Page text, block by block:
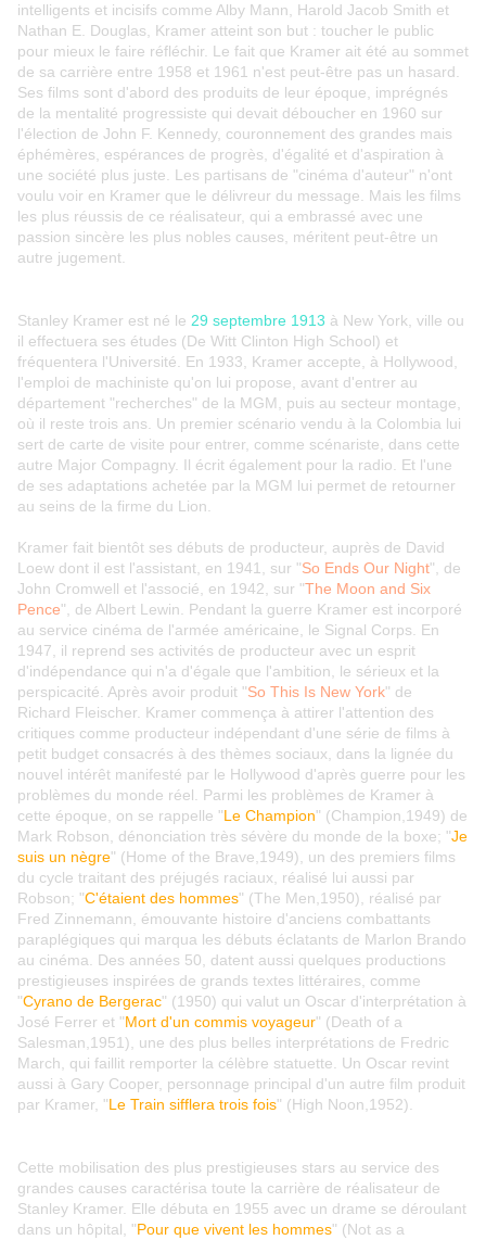
intelligents et incisifs comme Alby Mann, Harold Jacob Smith et
Nathan E. Douglas, Kramer atteint son but : toucher le public
pour mieux le faire réfléchir. Le fait que Kramer ait été au sommet
de sa carrière entre 1958 et 1961 n'est peut-être pas un hasard.
Ses films sont d'abord des produits de leur époque, imprégnés
de la mentalité progressiste qui devait déboucher en 1960 sur
l'élection de John F. Kennedy, couronnement des grandes mais
éphémères, espérances de progrès, d'égalité et d'aspiration à
une société plus juste. Les partisans de "cinéma d'auteur" n'ont
voulu voir en Kramer que le délivreur du message. Mais les films
les plus réussis de ce réalisateur, qui a embrassé avec une
passion sincère les plus nobles causes, méritent peut-être un
autre jugement.
Stanley Kramer est né le 29 septembre 1913 à New York, ville ou
il effectuera ses études (De Witt Clinton High School) et
fréquentera l'Université. En 1933, Kramer accepte, à Hollywood,
l'emploi de machiniste qu'on lui propose, avant d'entrer au
département "recherches" de la MGM, puis au secteur montage,
où il reste trois ans. Un premier scénario vendu à la Colombia lui
sert de carte de visite pour entrer, comme scénariste, dans cette
autre Major Compagny. Il écrit également pour la radio. Et l'une
de ses adaptations achetée par la MGM lui permet de retourner
au seins de la firme du Lion.
Kramer fait bientôt ses débuts de producteur, auprès de David
Loew dont il est l'assistant, en 1941, sur "So Ends Our Night", de
John Cromwell et l'associé, en 1942, sur "The Moon and Six
Pence", de Albert Lewin. Pendant la guerre Kramer est incorporé
au service cinéma de l'armée américaine, le Signal Corps. En
1947, il reprend ses activités de producteur avec un esprit
d'indépendance qui n'a d'égale que l'ambition, le sérieux et la
perspicacité. Après avoir produit "So This Is New York" de
Richard Fleischer. Kramer commença à attirer l'attention des
critiques comme producteur indépendant d'une série de films à
petit budget consacrés à des thèmes sociaux, dans la lignée du
nouvel intérêt manifesté par le Hollywood d'après guerre pour les
problèmes du monde réel. Parmi les problèmes de Kramer à
cette époque, on se rappelle "Le Champion" (Champion,1949) de
Mark Robson, dénonciation très sévère du monde de la boxe; "Je
suis un nègre" (Home of the Brave,1949), un des premiers films
du cycle traitant des préjugés raciaux, réalisé lui aussi par
Robson; "C'étaient des hommes" (The Men,1950), réalisé par
Fred Zinnemann, émouvante histoire d'anciens combattants
paraplégiques qui marqua les débuts éclatants de Marlon Brando
au cinéma. Des années 50, datent aussi quelques productions
prestigieuses inspirées de grands textes littéraires, comme
"Cyrano de Bergerac" (1950) qui valut un Oscar d'interprétation à
José Ferrer et "Mort d'un commis voyageur" (Death of a
Salesman,1951), une des plus belles interprétations de Fredric
March, qui faillit remporter la célèbre statuette. Un Oscar revint
aussi à Gary Cooper, personnage principal d'un autre film produit
par Kramer, "Le Train sifflera trois fois" (High Noon,1952).
Cette mobilisation des plus prestigieuses stars au service des
grandes causes caractérisa toute la carrière de réalisateur de
Stanley Kramer. Elle débuta en 1955 avec un drame se déroulant
dans un hôpital, "Pour que vivent les hommes" (Not as a